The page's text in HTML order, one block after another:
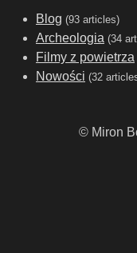
Blog (93 articles)
Archeologia (34
Filmy z powietrza
Nowości (32
© Miron